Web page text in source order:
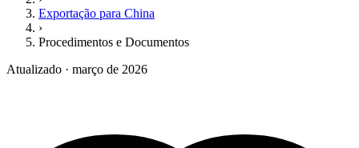
Exportação para China
›
Procedimentos e Documentos
Atualizado · março de 2026